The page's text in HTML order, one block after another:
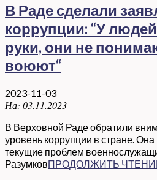
В Раде сделали
коррупции: “У
руки, они не
воюют“
2023-11-03
На: 03.11.2023
В Верховной Раде обратили
уровень коррупции в стране. Она
текущие проблем
РазумковПРОДОЛЖИТЬ